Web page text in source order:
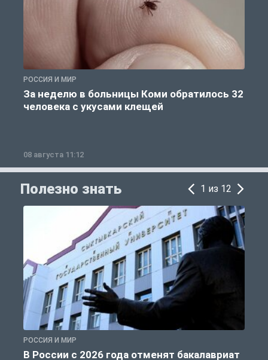
РОССИЯ И МИР
За неделю в больницы Коми обратилось 32
человека с укусами клещей
08 августа 11:12
Полезно знать 1 из 12
РОССИЯ И МИР
В России с 2026 года отменят бакалавриат